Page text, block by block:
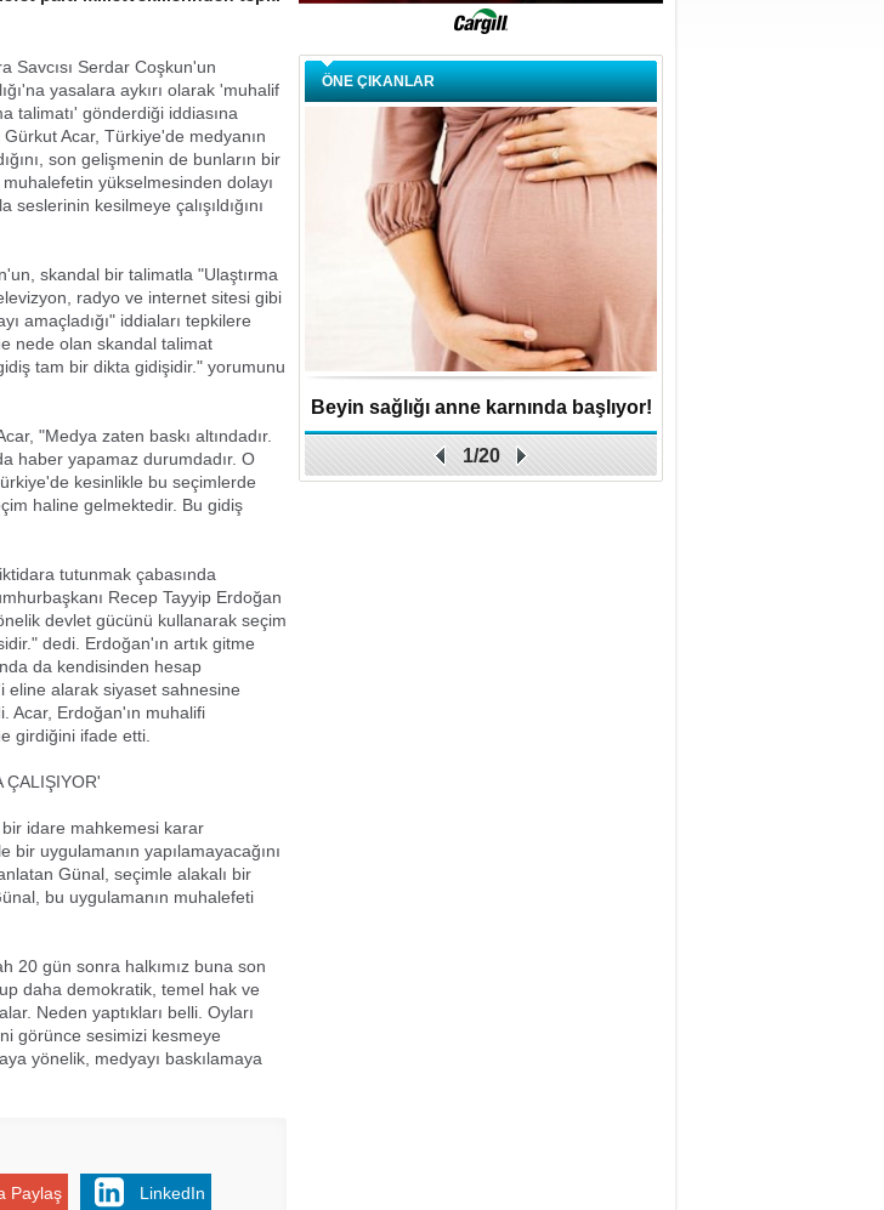
Savcısı Serdar Coşkun'un
yasalara aykırı olarak 'muhalif
talimatı' gönderdiği iddiasına
Acar, Türkiye'de medyanın
son gelişmenin de bunların bir
yükselmesinden dolayı
kesilmeye çalışıldığını
skandal bir talimatla "Ulaştırma
radyo ve internet sitesi gibi
amaçladığı" iddiaları tepkilere
nede olan skandal talimat
tam bir dikta gidişidir." yorumunu
"Medya zaten baskı altındadır.
haber yapamaz durumdadır. O
kesinlikle bu seçimlerde
haline gelmektedir. Bu gidiş
tutunmak çabasında
Recep Tayyip Erdoğan
devlet gücünü kullanarak seçim
dedi. Erdoğan'ın artık gitme
da kendisinden hesap
eline alarak siyaset sahnesine
Acar, Erdoğan'ın muhalifi
girdiğini ifade etti.
ÇALIŞIYOR'
idare mahkemesi karar
uygulamanın yapılamayacağını
Günal, seçimle alakalı bir
bu uygulamanın muhalefeti
20 gün sonra halkımız buna son
daha demokratik, temel hak ve
Neden yaptıkları belli. Oyları
görünce sesimizi kesmeye
yönelik, medyayı baskılamaya
Paylaş LinkedIn
ÖNE ÇIKANLAR
Beyin sağlığı anne karnında başlıyor!
1/20